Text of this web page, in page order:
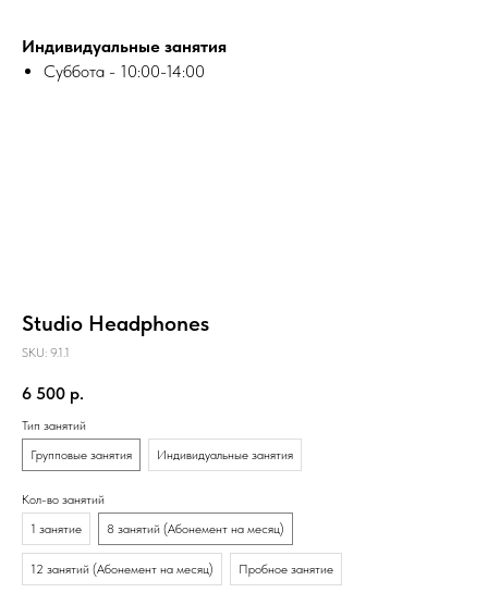
Индивидуальные занятия
Суббота - 10:00-14:00
Studio Headphones
SKU: 9.1.1
6 500 р.
Тип занятий
Групповые занятия
Индивидуальные занятия
Кол-во занятий
1 занятие
8 занятий (Абонемент на месяц)
12 занятий (Абонемент на месяц) Пробное занятие